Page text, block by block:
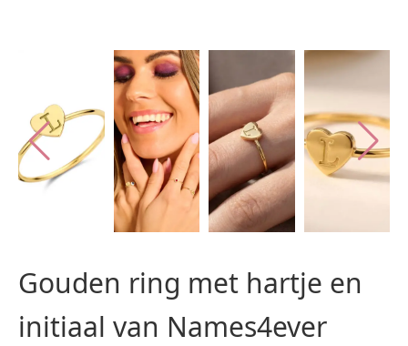
Gouden ring met hartje en
initiaal van Names4ever